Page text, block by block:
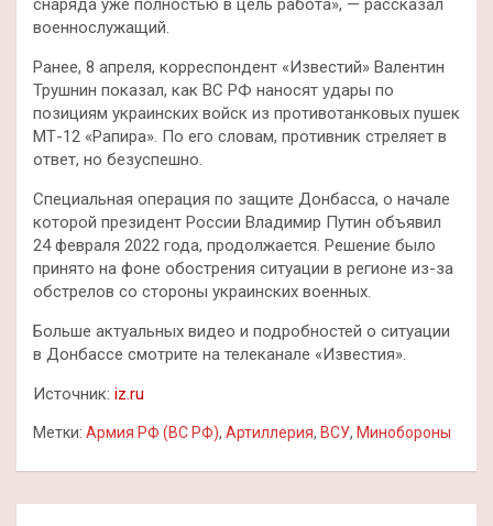
снаряда уже полностью в цель работа», — рассказал
военнослужащий.
Ранее, 8 апреля, корреспондент «Известий» Валентин
Трушнин показал, как ВС РФ наносят удары по
позициям украинских войск из противотанковых пушек
МТ-12 «Рапира». По его словам, противник стреляет в
ответ, но безуспешно.
Специальная операция по защите Донбасса, о начале
которой президент России Владимир Путин объявил
24 февраля 2022 года, продолжается. Решение было
принято на фоне обострения ситуации в регионе из-за
обстрелов со стороны украинских военных.
Больше актуальных видео и подробностей о ситуации
в Донбассе смотрите на телеканале «Известия».
Источник: iz.ru
Метки: Армия РФ (ВС РФ), Артиллерия, ВСУ, Минобороны